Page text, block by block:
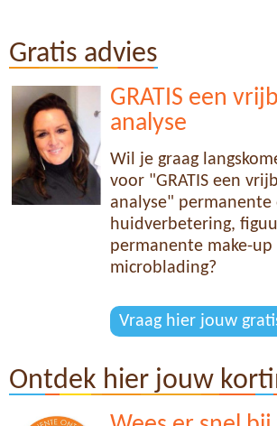
Gratis advies
GRATIS een
analyse
Wil je graag
voor "GRATIS een
analyse"
huidverbetering,
permanente make-up
microblading?
Vraag hier jouw
Ontdek hier jouw